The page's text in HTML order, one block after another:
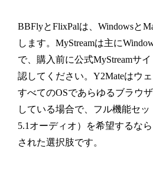
BBFlyとFlixPalは、Windowsと
します。MyStreamは主に
で、購入前に公式MyStreamサ
認してください。Y2Mateはウ
すべてのOSであらゆるブラウ
している場合で、フル機能セ
5.1オーディオ）を希望するな
された選択肢です。